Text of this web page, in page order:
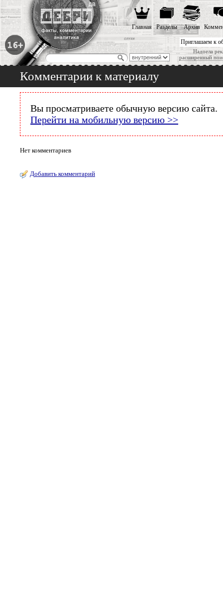
Приглашаем к
Надоела
расширенный
Главная Разделы Архив
Комментарии к материалу
Вы просматриваете обычную версию сайта.
Перейти на мобильную версию >>
Нет комментариев
Добавить комментарий